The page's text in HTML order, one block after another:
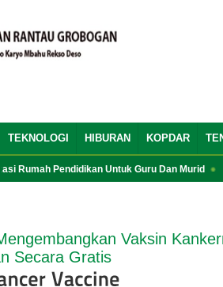
TEKNOLOGI HIBURAN KOPDAR
Pendidikan Untuk Guru Dan Murid
Vaksin
Secara Gratis